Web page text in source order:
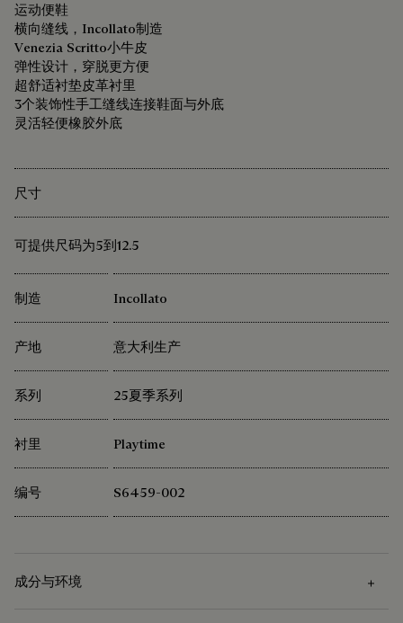
运动便鞋
横向缝线，Incollato制造
Venezia Scritto小牛皮
弹性设计，穿脱更方便
超舒适衬垫皮革衬里
3个装饰性手工缝线连接鞋面与外底
灵活轻便橡胶外底
尺寸
可提供尺码为5到12.5
制造 Incollato
产地 意大利生产
系列 25夏季系列
衬里 Playtime
编号 S6459-002
成分与环境